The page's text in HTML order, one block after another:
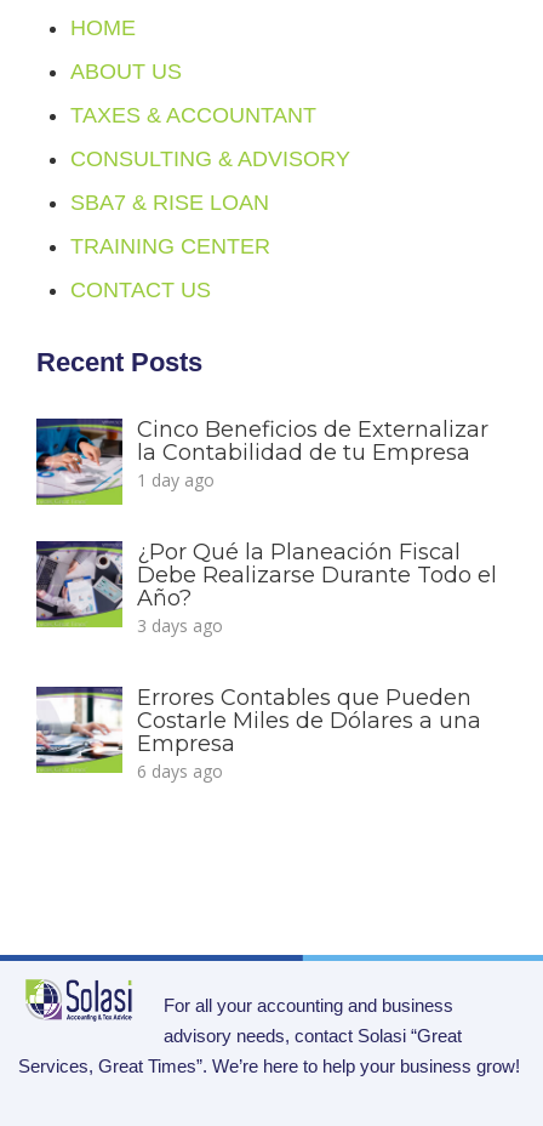
HOME
ABOUT US
TAXES & ACCOUNTANT
CONSULTING & ADVISORY
SBA7 & RISE LOAN
TRAINING CENTER
CONTACT US
Recent Posts
Cinco Beneficios de Externalizar
la Contabilidad de tu Empresa
1 day ago
¿Por Qué la Planeación Fiscal
Debe Realizarse Durante Todo el
Año?
3 days ago
Errores Contables que Pueden
Costarle Miles de Dólares a una
Empresa
6 days ago
For all your accounting and business
advisory needs, contact Solasi “Great
Services, Great Times”. We’re here to help your business grow!